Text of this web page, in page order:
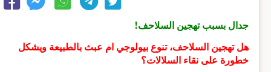
جدال بسبب تهجين السلاحف!
هل تهجين السلاحف، تنوع بيولوجي ام عبث بالطبيعة ويشكل
خطورة على نقاء السلالات؟